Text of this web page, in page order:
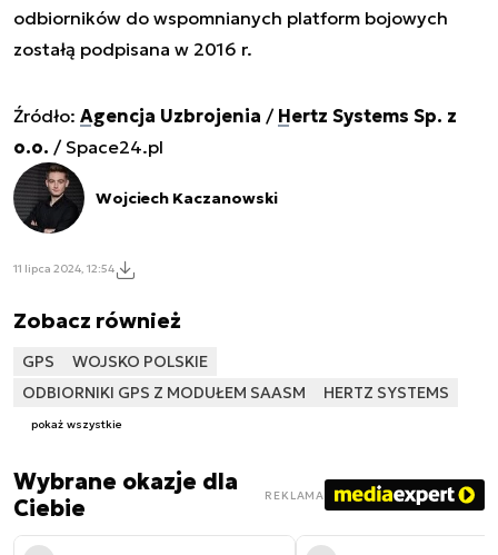
odbiorników do wspomnianych platform bojowych
zostałą podpisana w 2016 r.
Źródło: Agencja Uzbrojenia / Hertz Systems Sp. z
o.o. / Space24.pl
Wojciech Kaczanowski
11 lipca 2024, 12:54
Zobacz również
GPS
WOJSKO POLSKIE
ODBIORNIKI GPS Z MODUŁEM SAASM
HERTZ SYSTEMS
pokaż wszystkie
Wybrane okazje dla
Ciebie
REKLAMA